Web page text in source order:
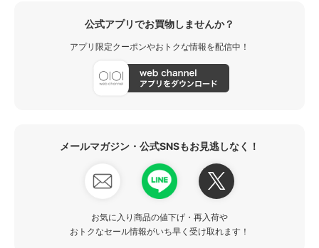
公式アプリでお買物しませんか？
アプリ限定クーポンやおトクな情報を配信中！
メールマガジン・公式SNSもお見逃しなく！
お気に入り商品の値下げ・再入荷や
おトクなセール情報がいち早く受け取れます！